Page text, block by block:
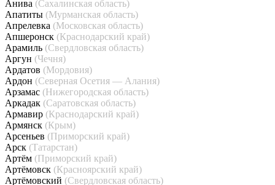
Анива (Сахалинская область)
Апатиты (Мурманская область)
Апрелевка (Московская область)
Апшеронск (Краснодарский край)
Арамиль (Свердловская область)
Аргун (Чечня)
Ардатов (Мордовия)
Ардон (Северная Осетия — Алания)
Арзамас (Нижегородская область)
Аркадак (Саратовская область)
Армавир (Краснодарский край)
Армянск (Крым)
Арсеньев (Приморский край)
Арск (Татарстан)
Артём (Приморский край)
Артёмовск (Красноярский край)
Артёмовский (Свердловская область)